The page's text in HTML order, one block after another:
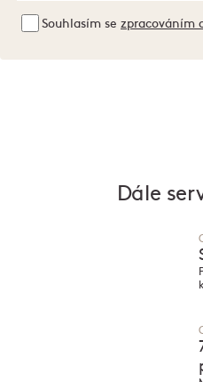
Souhlasím se zpracováním
Dále